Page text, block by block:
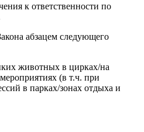
к ответственности по
абзацем следующего
животных в цирках/на
(в т.ч. при
в парках/зонах отдыха и